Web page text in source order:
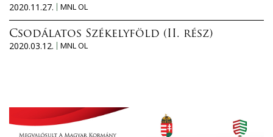
2020.11.27.
MNL OL
Csodálatos Székelyföld (II. rész)
2020.03.12.
MNL OL